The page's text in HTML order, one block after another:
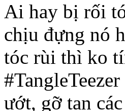
Ai hay bị rối
chịu đựng nó
tóc rùi thì ko
ướt, gỡ tan